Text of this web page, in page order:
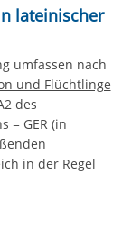
lateinischer
umfassen nach
und Flüchtlinge
des
= GER (in
in der Regel